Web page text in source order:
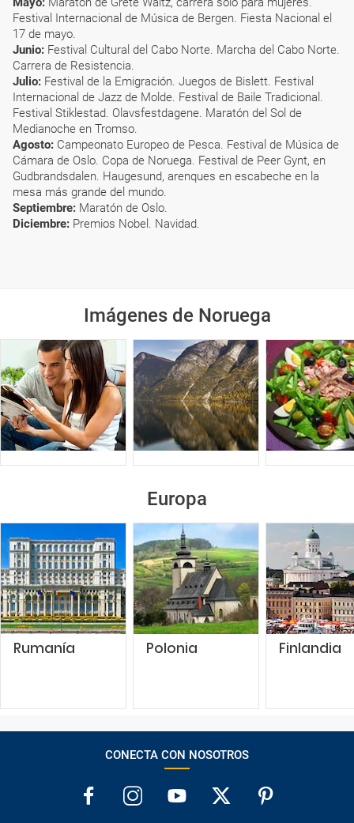
Festival Internacional de Música de Bergen. Fiesta Nacional el
17 de mayo.
Junio: Festival Cultural del Cabo Norte. Marcha del Cabo Norte.
Carrera de Resistencia.
Julio: Festival de la Emigración. Juegos de Bislett. Festival
Internacional de Jazz de Molde. Festival de Baile Tradicional.
Festival Stiklestad. Olavsfestdagene. Maratón del Sol de
Medianoche en Tromso.
Agosto: Campeonato Europeo de Pesca. Festival de Música de
Cámara de Oslo. Copa de Noruega. Festival de Peer Gynt, en
Gudbrandsdalen. Haugesund, arenques en escabeche en la
mesa más grande del mundo.
Septiembre: Maratón de Oslo.
Diciembre: Premios Nobel. Navidad.
Imágenes de Noruega
Europa
Rumanía Polonia Finlandia
CONECTA CON NOSOTROS